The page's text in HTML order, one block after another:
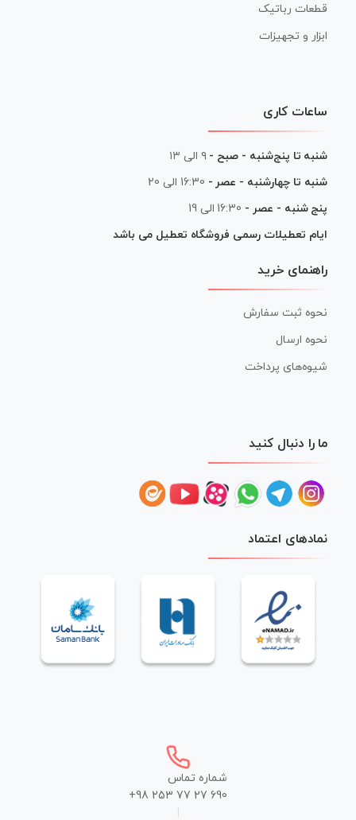
قطعات رباتیک
ابزار و تجهیزات
ساعات کاری
شنبه تا پنج‌شنبه - صبح - ۹ الی ۱۳
شنبه تا چهارشنبه - عصر - 16:30 الی 20
پنج شنبه - عصر - 16:30 الی 19
ایام تعطیلات رسمی فروشگاه تعطیل می باشد
راهنمای خرید
نحوه ثبت سفارش
نحوه ارسال
شیوه‌های پرداخت
ما را دنبال کنید
نمادهای اعتماد
شماره تماس
+98 253 77 27 690